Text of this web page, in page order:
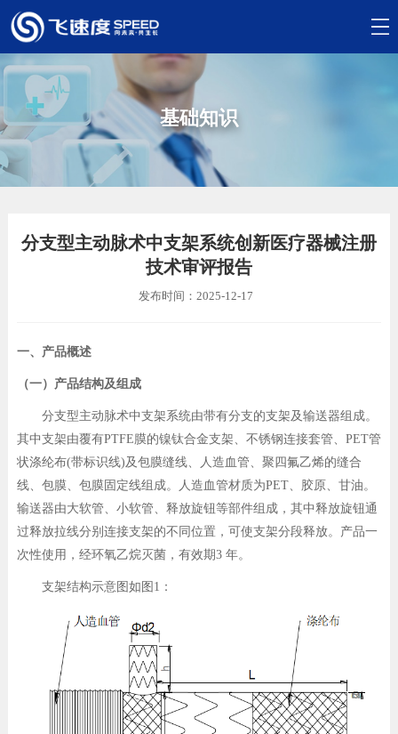
基础知识
分支型主动脉术中支架系统创新医疗器械注册
技术审评报告
发布时间：2025-12-17
一、产品概述
（一）产品结构及组成
分支型主动脉术中支架系统由带有分支的支架及输送器组成。
其中支架由覆有PTFE膜的镍钛合金支架、不锈钢连接套管、PET管
状涤纶布(带标识线)及包膜缝线、人造血管、聚四氟乙烯的缝合
线、包膜、包膜固定线组成。人造血管材质为PET、胶原、甘油。
输送器由大软管、小软管、释放旋钮等部件组成，其中释放旋钮通
过释放拉线分别连接支架的不同位置，可使支架分段释放。产品一
次性使用，经环氧乙烷灭菌，有效期3 年。
支架结构示意图如图1：